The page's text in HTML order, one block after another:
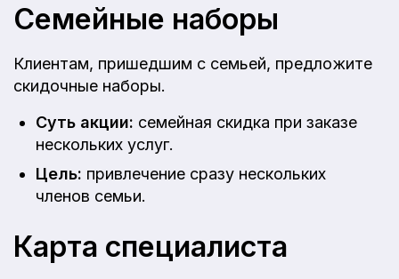
Семейные наборы
Клиентам, пришедшим с семьей, предложите
скидочные наборы.
Суть акции: семейная скидка при заказе
нескольких услуг.
Цель: привлечение сразу нескольких
членов семьи.
Карта специалиста